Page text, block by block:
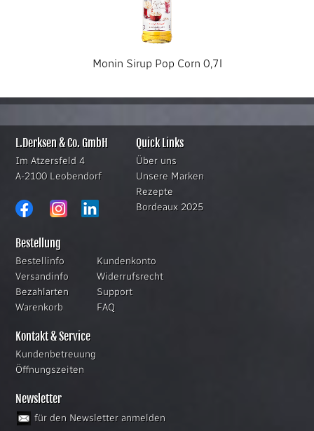
Monin Sirup Pop Corn 0,7l
L.Derksen & Co. GmbH
Im Atzersfeld 4
A-2100 Leobendorf
Quick Links
Über uns
Unsere Marken
Rezepte
Bordeaux 2025
Bestellung
Bestellinfo
Versandinfo
Bezahlarten
Warenkorb
Kundenkonto
Widerrufsrecht
Support
FAQ
Kontakt & Service
Kundenbetreuung
Öffnungszeiten
Newsletter
für den Newsletter anmelden